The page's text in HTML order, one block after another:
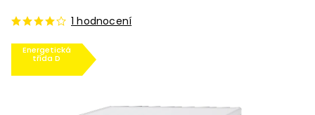
Energetická
třída D
1 hodnocení